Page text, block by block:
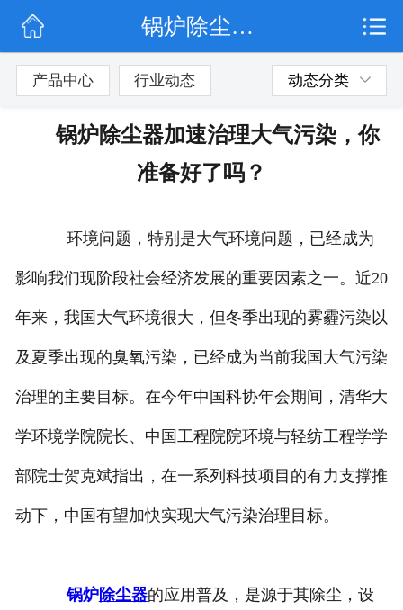
公司简介
锅炉除尘器加速治理大气污染，你准备好了吗？
产品中心 行业动态 动态分类
锅炉除尘器加速治理大气污染，你
准备好了吗？
环境问题，特别是大气环境问题，已经成为
影响我们现阶段社会经济发展的重要因素之一。近20
年来，我国大气环境很大，但冬季出现的雾霾污染以
及夏季出现的臭氧污染，已经成为当前我国大气污染
治理的主要目标。在今年中国科协年会期间，清华大
学环境学院院长、中国工程院院环境与轻纺工程学学
部院士贺克斌指出，在一系列科技项目的有力支撑推
动下，中国有望加快实现大气污染治理目标。
锅炉除尘器的应用普及，是源于其除尘，设